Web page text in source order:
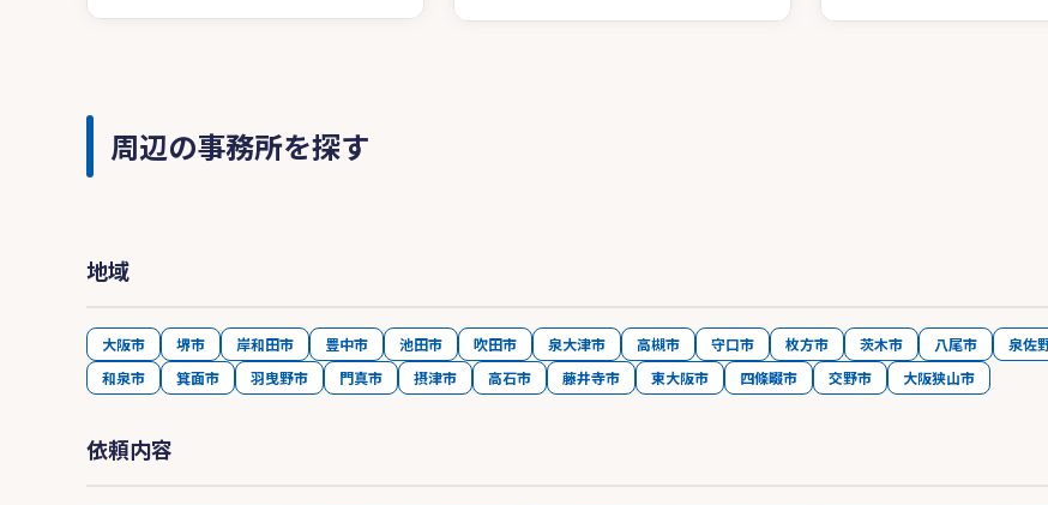
周辺の事務所を探す
地域
大阪市 堺市 岸和田市 豊中市 池田市 吹田市 泉大津市 高槻市 守口市 枚方市 茨木市 八尾市 泉佐
和泉市
箕面市 羽曳野市 門真市 摂津市 高石市 藤井寺市 東大阪市 四條畷市 交野市 大阪狭山市
依頼内容